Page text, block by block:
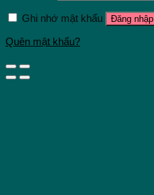
Ghi nhớ mật khẩu Đăng nhập
Quên mật khẩu?